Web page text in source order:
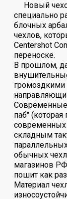
Новый
специально
блочных
чехлов,
Centershot
переноске.
В прошлом,
Современные
паб"
современных
складным
обычных
магазинов
пошит как
Материал